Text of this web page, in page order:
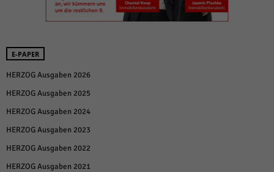
E-PAPER
HERZOG Ausgaben 2026
HERZOG Ausgaben 2025
HERZOG Ausgaben 2024
HERZOG Ausgaben 2023
HERZOG Ausgaben 2022
HERZOG Ausgaben 2021